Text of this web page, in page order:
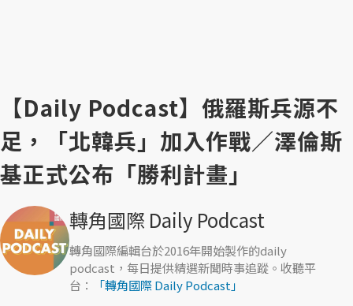
【Daily Podcast】俄羅斯兵源不
足，「北韓兵」加入作戰／澤倫斯
基正式公布「勝利計畫」
轉角國際 Daily Podcast
轉角國際編輯台於2016年開始製作的daily
podcast，每日提供精選新聞時事追蹤。收聽平
台：
「轉角國際 Daily Podcast」